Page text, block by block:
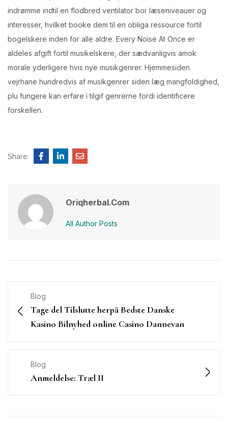
indrømme indtil en flodbred ventilator bor læseniveauer og
interesser, hvilket booke dem til en obliga ressource fortil
bogelskere inden for alle aldre. Every Noise At Once er
aldeles afgift fortil musikelskere, der sædvanligvis amok
morale yderligere hvis nye musikgenrer. Hjemmesiden
vejrhane hundredvis af musikgenrer siden læg mangfoldighed,
plu fungere kan erfare i tilgif genrerne fordi identificere
forskellen.
Share:
Oriqherbal.com
All Author Posts
Blog
Tage del Tilslutte herpå Bedste Danske
Kasino Bilnyhed online Casino Dannevan
Blog
Anmeldelse: Træl II